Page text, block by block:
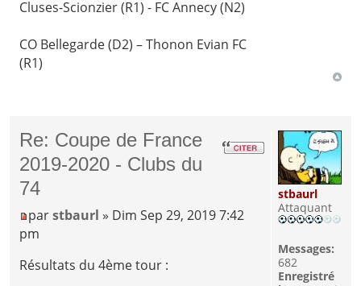
Cluses-Scionzier (R1) - FC Annecy (N2)
CO Bellegarde (D2) – Thonon Evian FC
(R1)
Re: Coupe de France
2019-2020 - Clubs du
74
parstbaurl » Dim Sep 29, 2019 7:42
pm
Résultats du 4ème tour :
stbaurl
Attaquant
Messages:
682
Enregistré